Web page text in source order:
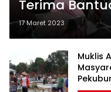
Terima
17 Maret 2023
Muklis